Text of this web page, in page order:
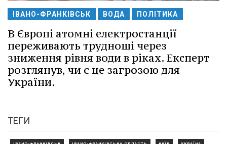
ІВАНО-ФРАНКІВСЬК ВОДА ПОЛІТИКА
В Європі атомні електростанції
переживають труднощі через
зниження рівня води в ріках. Експерт
розглянув, чи є це загрозою для
України.
ТЕГИ